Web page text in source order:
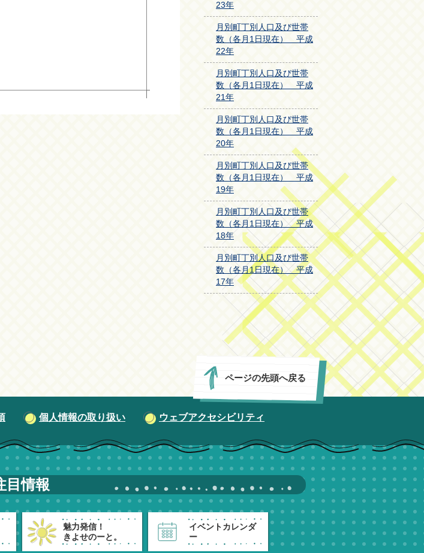
23年
月別町丁別人口及び世帯
数（各月1日現在） 平成
22年
月別町丁別人口及び世帯
数（各月1日現在） 平成
21年
月別町丁別人口及び世帯
数（各月1日現在） 平成
20年
月別町丁別人口及び世帯
数（各月1日現在） 平成
19年
月別町丁別人口及び世帯
数（各月1日現在） 平成
18年
月別町丁別人口及び世帯
数（各月1日現在） 平成
17年
ページの先頭へ戻る
個人情報の取り扱い ウェブアクセシビリティ
目情報
魅力発信！
きよせのーと。
イベントカレンダ
ー